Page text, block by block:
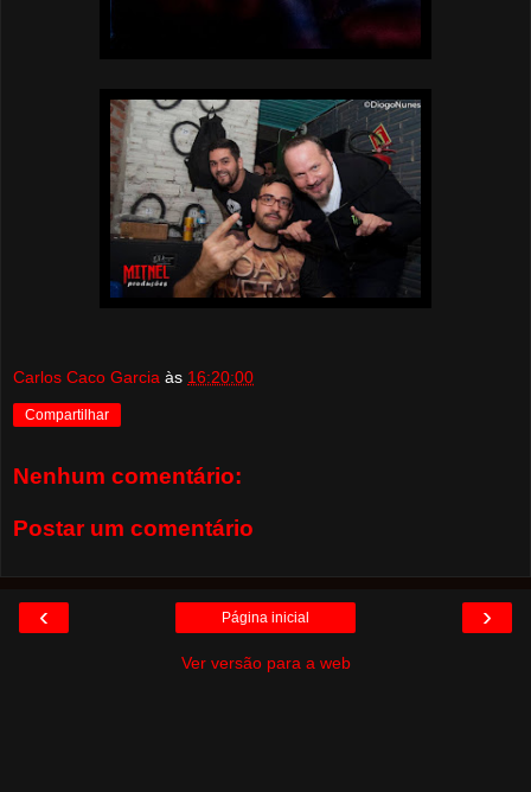
Carlos Caco Garcia às 16:20:00
Compartilhar
Nenhum comentário:
Postar um comentário
‹ ›
Página inicial
Ver versão para a web